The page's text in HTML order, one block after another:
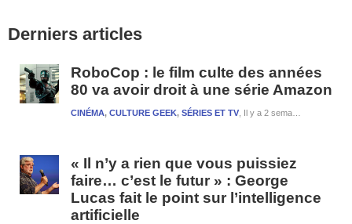
latérale
Derniers articles
RoboCop : le film culte des années
80 va avoir droit à une série Amazon
Il y a 2 semaines et 1 jour
CINÉMA, CULTURE GEEK, SÉRIES ET TV
« Il n’y a rien que vous puissiez
faire… c’est le futur » : George
Lucas fait le point sur l’intelligence
artificielle